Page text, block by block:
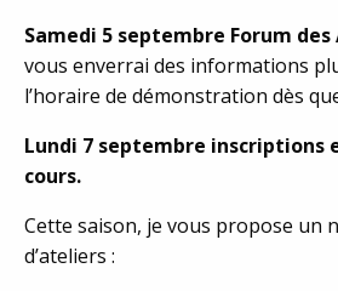
Samedi 5 septembre Forum
vous enverrai des informations
l’horaire de démonstration dès
Lundi 7 septembre inscriptions
cours.
Cette saison, je vous propose un
d’ateliers :